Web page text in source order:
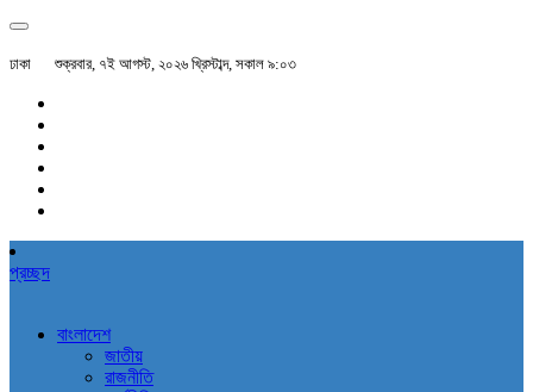
ঢাকা শুক্রবার, ৭ই আগস্ট, ২০২৬ খ্রিস্টাব্দ, সকাল ৯:০৩
প্রচ্ছদ
বাংলাদেশ
জাতীয়
রাজনীতি